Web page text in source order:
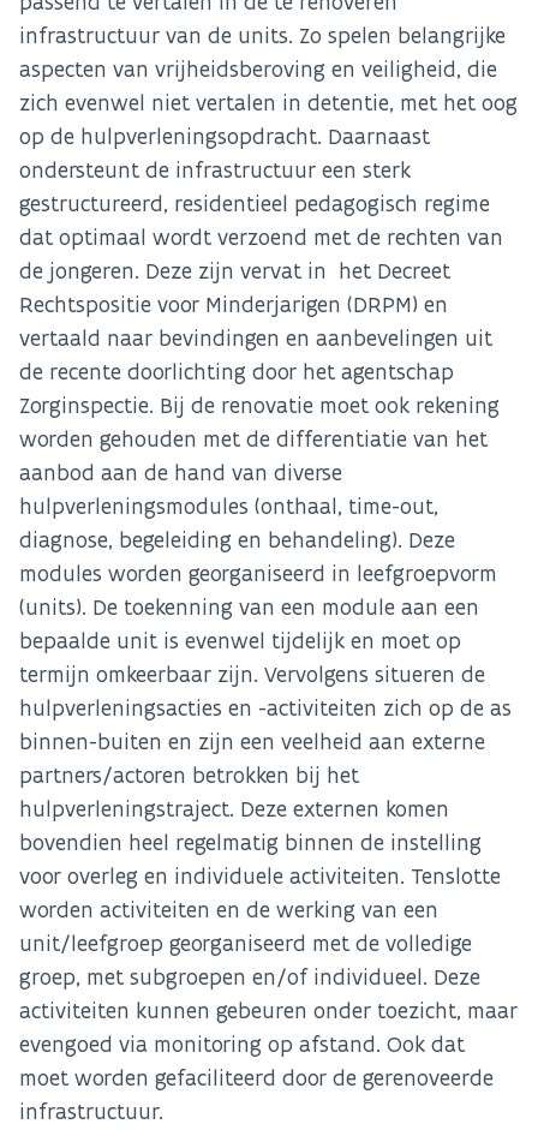
infrastructuur van de units. Zo spelen belangrijke
aspecten van vrijheidsberoving en veiligheid, die
zich evenwel niet vertalen in detentie, met het oog
op de hulpverleningsopdracht. Daarnaast
ondersteunt de infrastructuur een sterk
gestructureerd, residentieel pedagogisch regime
dat optimaal wordt verzoend met de rechten van
de jongeren. Deze zijn vervat in het Decreet
Rechtspositie voor Minderjarigen (DRPM) en
vertaald naar bevindingen en aanbevelingen uit
de recente doorlichting door het agentschap
Zorginspectie. Bij de renovatie moet ook rekening
worden gehouden met de differentiatie van het
aanbod aan de hand van diverse
hulpverleningsmodules (onthaal, time-out,
diagnose, begeleiding en behandeling). Deze
modules worden georganiseerd in leefgroepvorm
(units). De toekenning van een module aan een
bepaalde unit is evenwel tijdelijk en moet op
termijn omkeerbaar zijn. Vervolgens situeren de
hulpverleningsacties en -activiteiten zich op de as
binnen-buiten en zijn een veelheid aan externe
partners/actoren betrokken bij het
hulpverleningstraject. Deze externen komen
bovendien heel regelmatig binnen de instelling
voor overleg en individuele activiteiten. Tenslotte
worden activiteiten en de werking van een
unit/leefgroep georganiseerd met de volledige
groep, met subgroepen en/of individueel. Deze
activiteiten kunnen gebeuren onder toezicht, maar
evengoed via monitoring op afstand. Ook dat
moet worden gefaciliteerd door de gerenoveerde
infrastructuur.